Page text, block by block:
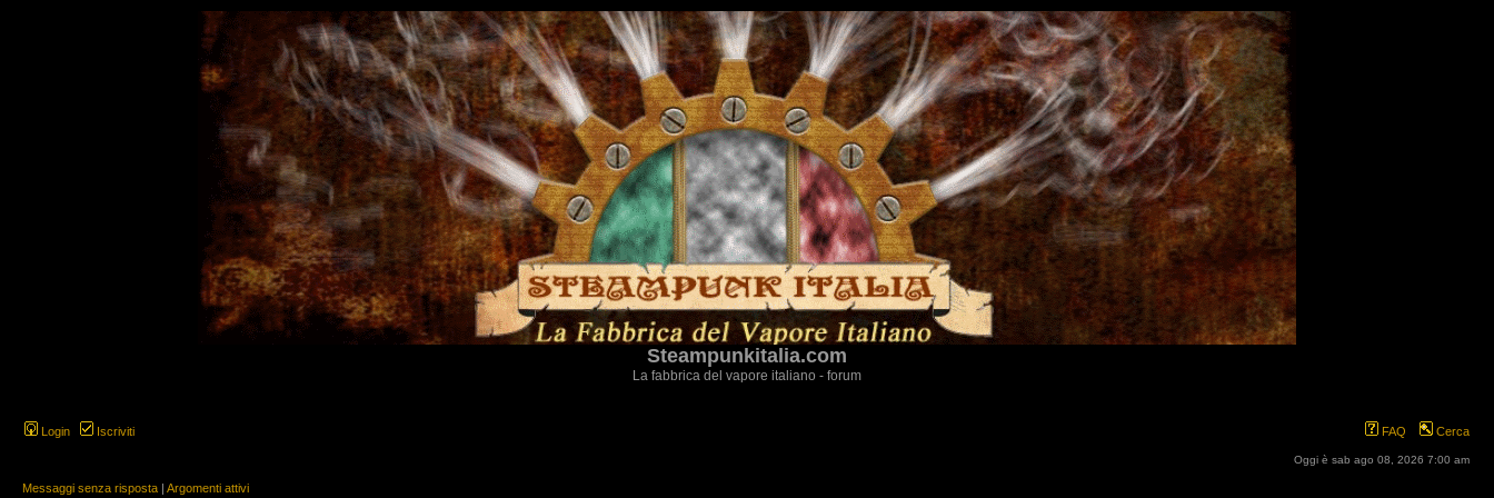
Steampunkitalia.com
La fabbrica del vapore italiano - forum
Login Iscriviti FAQ Cerca
Oggi è sab ago 08, 2026 7:00 am
Messaggi senza risposta | Argomenti attivi